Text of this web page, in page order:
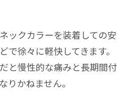
ックカラーを装着しての安
で徐々に軽快してきます。
と慢性的な痛みと長期間付
りかねません。